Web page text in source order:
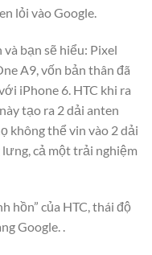
lỏi vào Google.
bạn sẽ hiểu: Pixel
A9, vốn bản thân đã
iPhone 6. HTC khi ra
tạo ra 2 dải anten
không thể vin vào 2 dải
cả một trải nghiệm
hồn” của HTC, thái độ
Google. .